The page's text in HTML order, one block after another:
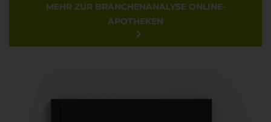
MEHR ZUR BRANCHENANALYSE ONLINE-
APOTHEKEN